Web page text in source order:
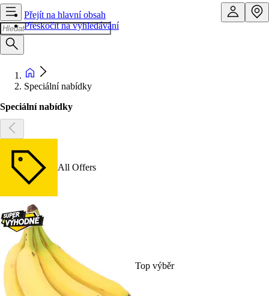
Přejít na hlavní obsah
Přeskočit na vyhledávání
Speciální nabídky
Speciální nabídky
All Offers
Top výběr